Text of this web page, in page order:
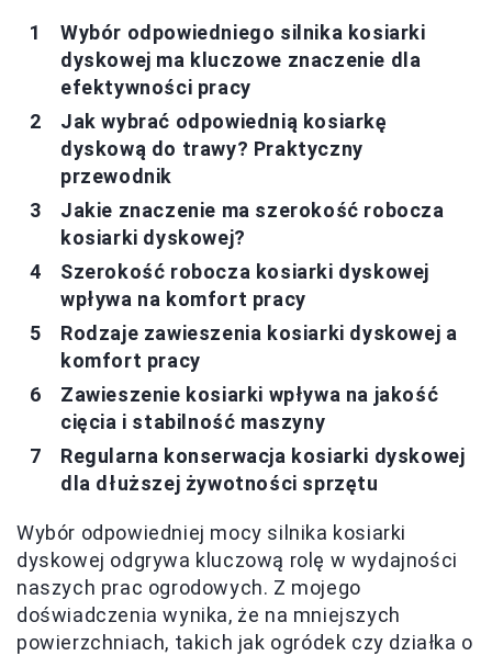
Wybór odpowiedniego silnika kosiarki
dyskowej ma kluczowe znaczenie dla
efektywności pracy
Jak wybrać odpowiednią kosiarkę
dyskową do trawy? Praktyczny
przewodnik
Jakie znaczenie ma szerokość robocza
kosiarki dyskowej?
Szerokość robocza kosiarki dyskowej
wpływa na komfort pracy
Rodzaje zawieszenia kosiarki dyskowej a
komfort pracy
Zawieszenie kosiarki wpływa na jakość
cięcia i stabilność maszyny
Regularna konserwacja kosiarki dyskowej
dla dłuższej żywotności sprzętu
Wybór odpowiedniej mocy silnika kosiarki
dyskowej odgrywa kluczową rolę w wydajności
naszych prac ogrodowych. Z mojego
doświadczenia wynika, że na mniejszych
powierzchniach, takich jak ogródek czy działka o